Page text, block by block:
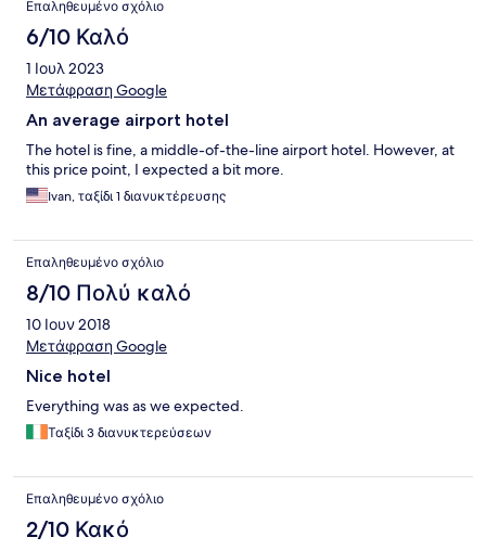
Επαληθευμένο σχόλιο
6/10 Καλό
1 Ιουλ 2023
Μετάφραση Google
An average airport hotel
The hotel is fine, a middle-of-the-line airport hotel. However, at
this price point, I expected a bit more.
Ivan, ταξίδι 1 διανυκτέρευσης
Επαληθευμένο σχόλιο
8/10 Πολύ καλό
10 Ιουν 2018
Μετάφραση Google
Nice hotel
Everything was as we expected.
Ταξίδι 3 διανυκτερεύσεων
Επαληθευμένο σχόλιο
2/10 Κακό